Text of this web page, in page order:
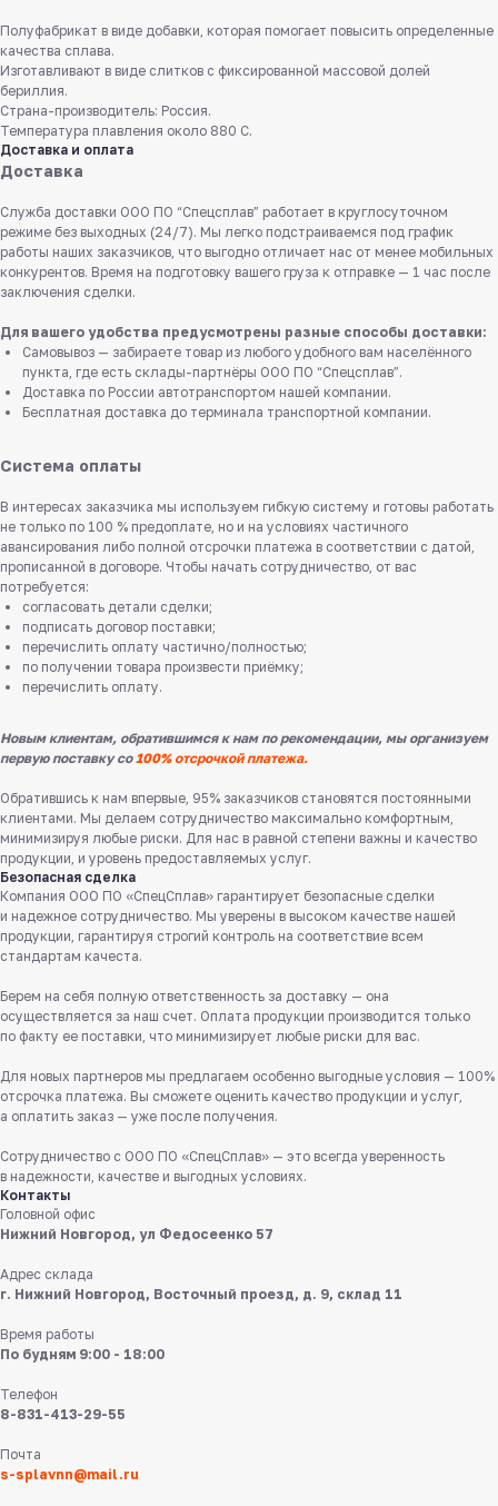
Полуфабрикат в виде добавки, которая помогает повысить определенные
качества сплава.
Изготавливают в виде слитков с фиксированной массовой долей
бериллия.
Страна-производитель: Россия.
Температура плавления около 880 С.
Доставка и оплата
Доставка
Служба доставки ООО ПО “Спецсплав” работает в круглосуточном
режиме без выходных (24/7). Мы легко подстраиваемся под график
работы наших заказчиков, что выгодно отличает нас от менее мобильных
конкурентов. Время на подготовку вашего груза к отправке — 1 час после
заключения сделки.
Для вашего удобства предусмотрены разные способы доставки:
Самовывоз — забираете товар из любого удобного вам населённого
пункта, где есть склады-партнёры ООО ПО “Спецсплав”.
Доставка по России автотранспортом нашей компании.
Бесплатная доставка до терминала транспортной компании.
Система оплаты
В интересах заказчика мы используем гибкую систему и готовы работать
не только по 100 % предоплате, но и на условиях частичного
авансирования либо полной отсрочки платежа в соответствии с датой,
прописанной в договоре. Чтобы начать сотрудничество, от вас
потребуется:
согласовать детали сделки;
подписать договор поставки;
перечислить оплату частично/полностью;
по получении товара произвести приёмку;
перечислить оплату.
Новым клиентам, обратившимся к нам по рекомендации, мы организуем
первую поставку со100% отсрочкой платежа.
Обратившись к нам впервые, 95% заказчиков становятся постоянными
клиентами. Мы делаем сотрудничество максимально комфортным,
минимизируя любые риски. Для нас в равной степени важны и качество
продукции, и уровень предоставляемых услуг.
Безопасная сделка
Компания ООО ПО «СпецСплав» гарантирует безопасные сделки
и надежное сотрудничество. Мы уверены в высоком качестве нашей
продукции, гарантируя строгий контроль на соответствие всем
стандартам качеста.
Берем на себя полную ответственность за доставку — она
осуществляется за наш счет. Оплата продукции производится только
по факту ее поставки, что минимизирует любые риски для вас.
Для новых партнеров мы предлагаем особенно выгодные условия — 100%
отсрочка платежа. Вы сможете оценить качество продукции и услуг,
а оплатить заказ — уже после получения.
Сотрудничество с ООО ПО «СпецСплав» — это всегда уверенность
в надежности, качестве и выгодных условиях.
Контакты
Головной офис
Нижний Новгород, ул Федосеенко 57
Адрес склада
г. Нижний Новгород, Восточный проезд, д. 9, склад 11
Время работы
По будням 9:00 - 18:00
Телефон
8-831-413-29-55
Почта
s-splavnn@mail.ru
Заказать звонок
Служба поддержки клиентов
Работаем ежедневно с 8:00 до 18:00
в мессенджерах
8 831 413 29 55
Бесплатно по России
Нижний Новгород,
ул Федосеенко, 57
s-splavnn@mail.ru
8 831 413 29 55